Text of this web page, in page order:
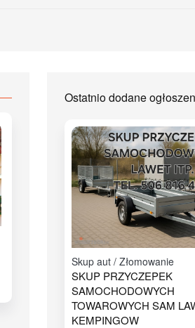
Ostatnio dodane
Skup aut / Złomowanie
SKUP PRZYCZEPEK
SAMOCHODOWYCH
TOWAROWYCH SAM
KEMPINGOW